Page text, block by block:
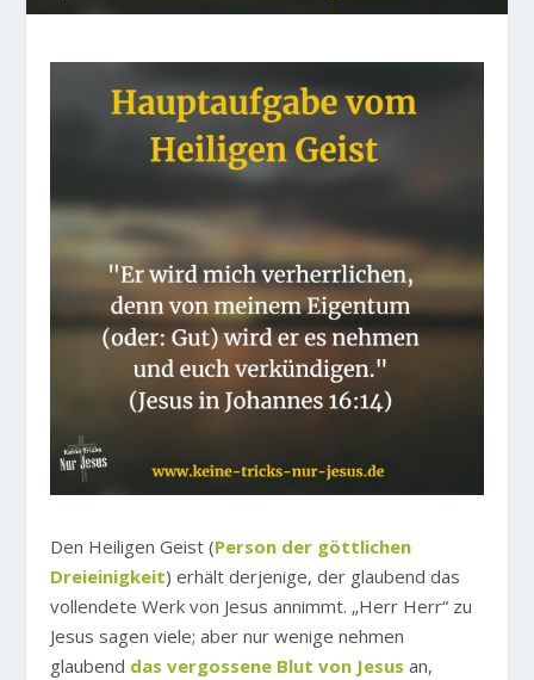
Den Heiligen Geist (Person der göttlichen
Dreieinigkeit) erhält derjenige, der glaubend das
vollendete Werk von Jesus annimmt. „Herr Herr“ zu
Jesus sagen viele; aber nur wenige nehmen
glaubend das vergossene Blut von Jesus an,